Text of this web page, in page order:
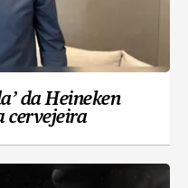
da Heineken
cervejeira